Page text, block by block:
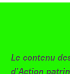
Le contenu
d’Action